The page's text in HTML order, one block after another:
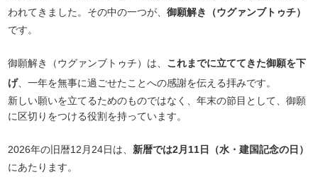
われてきました。その中の一つが、御願解き（ウグァンブトゥチ）
です。
御願解き（ウグァンブトゥチ）は、 これまでに立ててきた御願を下
げ、一年を無事に過ごせたことへの感謝を伝える拝みです。
新しい願いを立てるためのものではなく、年末の節目として、御願
に区切りをつける役割を持っています。
2026年の旧暦12月24日は、 新暦では2月11日（水・建国記念の日）
にあたります。